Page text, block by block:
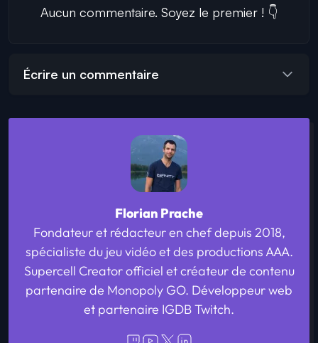
Aucun commentaire. Soyez le premier ! 👇
Écrire un commentaire
Florian Prache
Fondateur et rédacteur en chef depuis 2018,
spécialiste du jeu vidéo et des productions AAA.
Supercell Creator officiel et créateur de contenu
partenaire de Monopoly GO. Développeur web
et partenaire IGDB Twitch.